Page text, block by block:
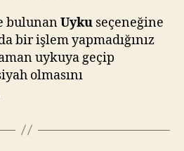
bulunanUyku seçeneğine
bir işlem yapmadığınız
uykuya geçip
olmasını